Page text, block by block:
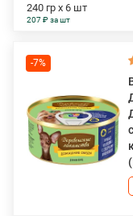
240 гр х 6 шт
207 ₽ за шт
-7%